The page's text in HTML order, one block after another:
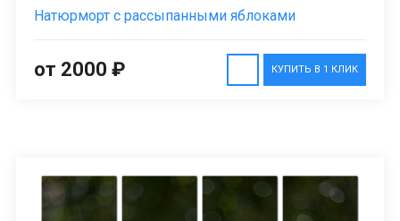
Натюрморт с рассыпанными яблоками
КУПИТЬ В 1 КЛИК
от 2000 ₽